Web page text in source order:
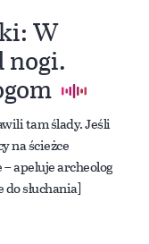
W
nogi.
tam ślady. Jeśli
na ścieżce
apeluje archeolog
słuchania]